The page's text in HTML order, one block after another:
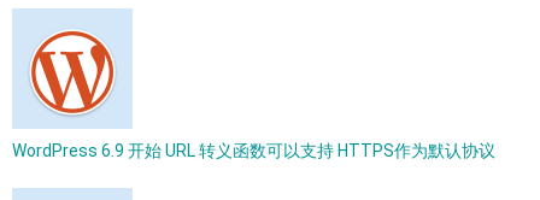
WordPress 6.9 开始 URL 转义函数可以支持 HTTPS作为默认协议